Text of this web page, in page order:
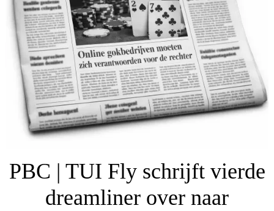
PBC | TUI Fly schrijft vierde
dreamliner over naar